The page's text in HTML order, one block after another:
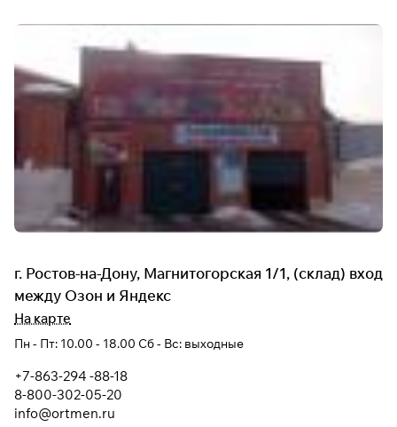
г. Ростов-на-Дону, Магнитогорская 1/1, (склад) вход
между Озон и Яндекс
На карте
Пн - Пт: 10.00 - 18.00 Сб - Вс: выходные
+7-863-294 -88-18
8-800-302-05-20
info@ortmen.ru